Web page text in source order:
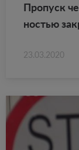
Про­пуск
но­стью
23.03.2020